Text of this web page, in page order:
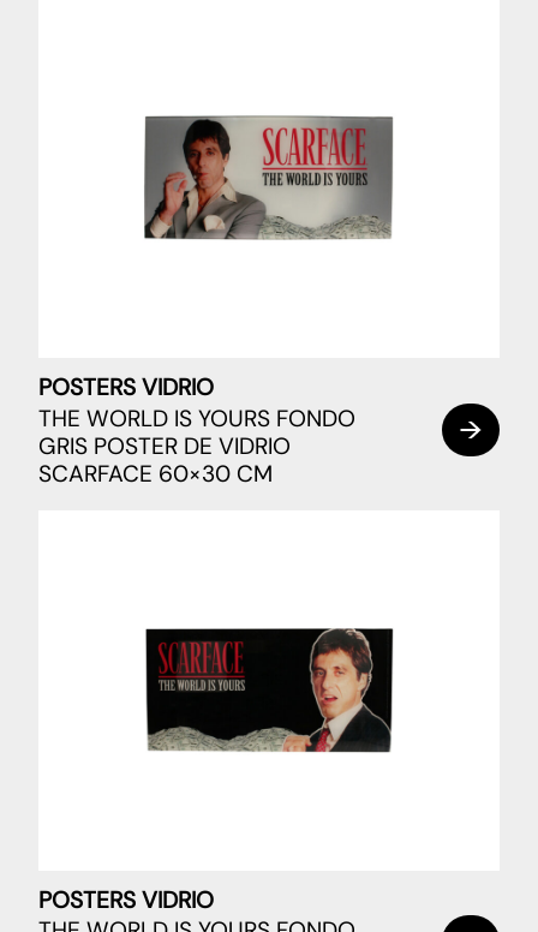
POSTERS VIDRIO
THE WORLD IS YOURS FONDO
GRIS POSTER DE VIDRIO
SCARFACE 60×30 CM
POSTERS VIDRIO